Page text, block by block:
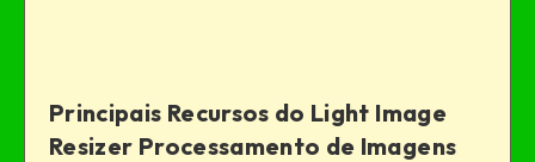
Principais Recursos do Light Image
Resizer Processamento de Imagens